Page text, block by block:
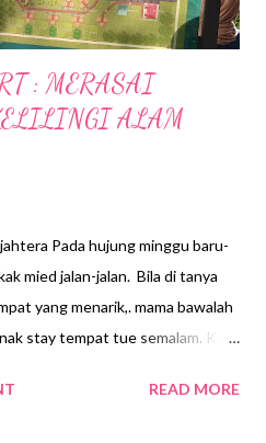
: MERASAI
ALAM
Pada hujung minggu baru-
mied jalan-jalan. Bila di tanya
yang menarik,. mama bawalah
stay tempat tue semalam. Kak
sebenarnya nak pergi ke Kuak
READ MORE